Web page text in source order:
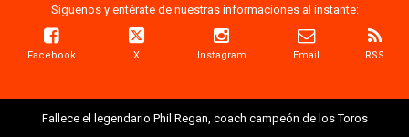
Síguenos y entérate de nuestras informaciones al instante:
Facebook X Instagram Email RSS
Fallece el legendario Phil Regan, coach campeón de los Toros